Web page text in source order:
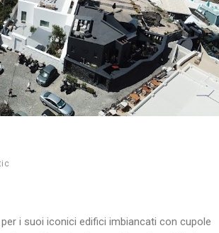
i suoi iconici edifici imbiancati con cupole